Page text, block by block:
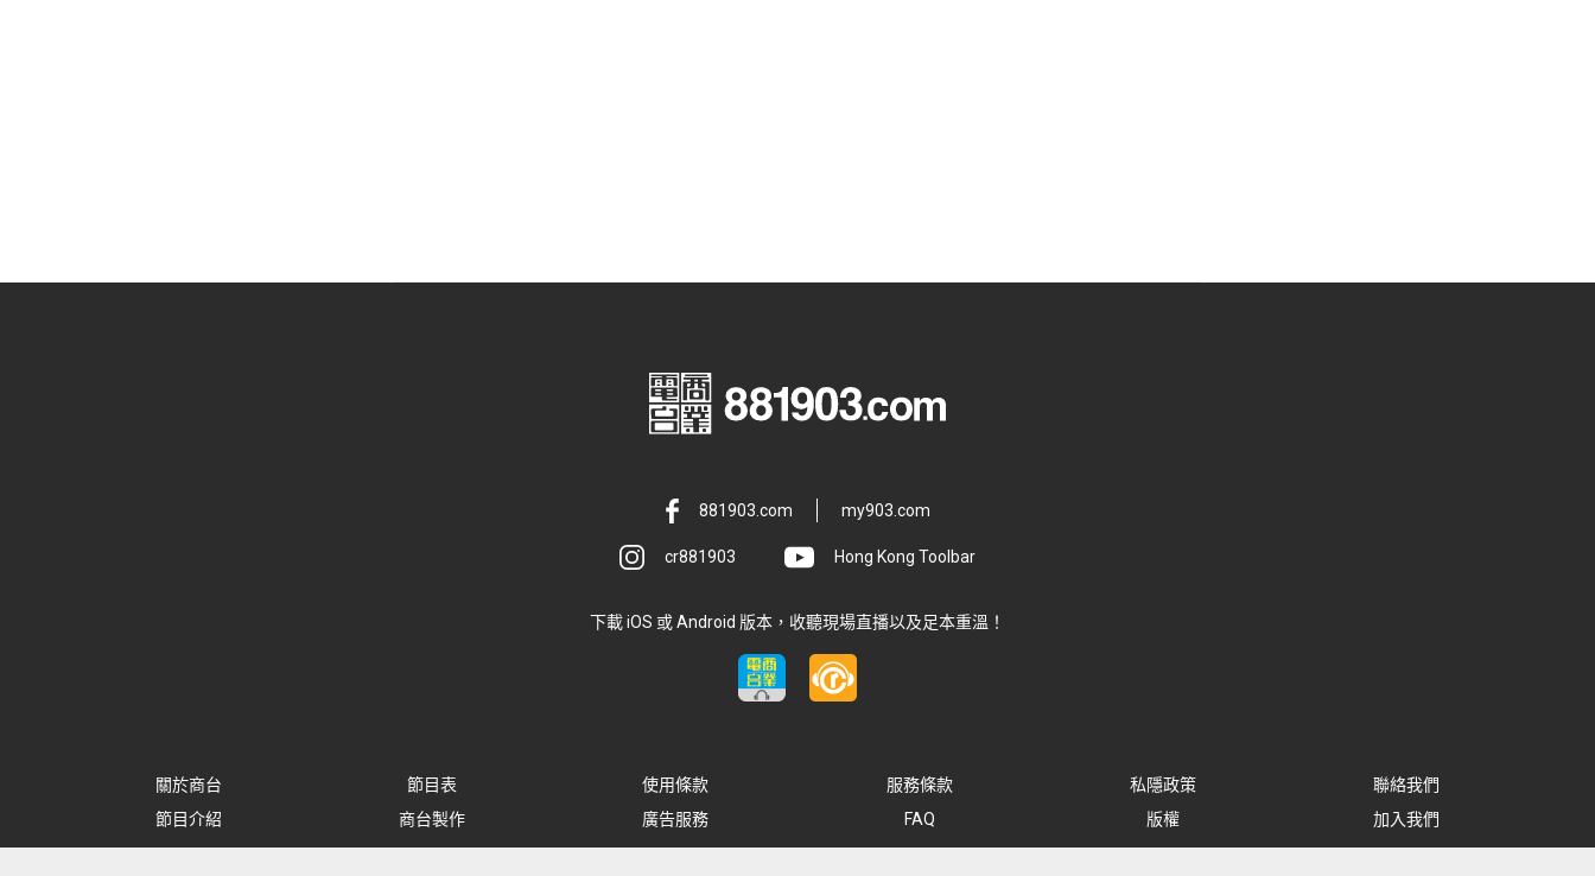
881903.com my903.com
cr881903 Hong Kong Toolbar
下載 iOS 或 Android 版本，收聽現場直播以及足本重溫！
關於商台 節目表 使用條款 服務條款 私隱政策
聯絡我們
節目介紹
商台製作 廣告服務 FAQ 版權 加入我們